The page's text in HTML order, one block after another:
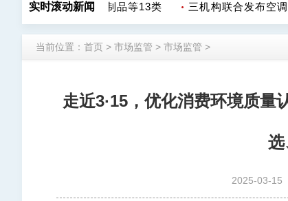
实时滚动新闻
涉调味品饮料肉制品等13类 三机构联合发布空调
当前位置： 首页 > 市场监管 > 市场监管 >
走近3·15，优化消费环境质
选
2025-03-15